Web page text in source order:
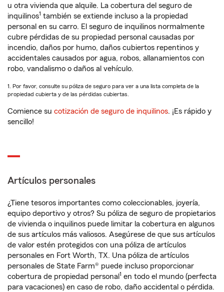
u otra vivienda que alquile. La cobertura del seguro de
inquilinos1 también se extiende incluso a la propiedad
personal en su carro. El seguro de inquilinos normalmente
cubre pérdidas de su propiedad personal causadas por
incendio, daños por humo, daños cubiertos repentinos y
accidentales causados por agua, robos, allanamientos con
robo, vandalismo o daños al vehículo.
1. Por favor, consulte su póliza de seguro para ver a una lista completa de la
propiedad cubierta y de las pérdidas cubiertas.
Comience su cotización de seguro de inquilinos. ¡Es rápido y
sencillo!
Artículos personales
¿Tiene tesoros importantes como coleccionables, joyería,
equipo deportivo y otros? Su póliza de seguro de propietarios
de vivienda o inquilinos puede limitar la cobertura en algunos
de sus artículos más valiosos. Asegúrese de que sus artículos
de valor estén protegidos con una póliza de artículos
personales en Fort Worth, TX. Una póliza de artículos
personales de State Farm® puede incluso proporcionar
cobertura de propiedad personal 1 en todo el mundo (perfecta
para vacaciones) en caso de robo, daño accidental o pérdida.